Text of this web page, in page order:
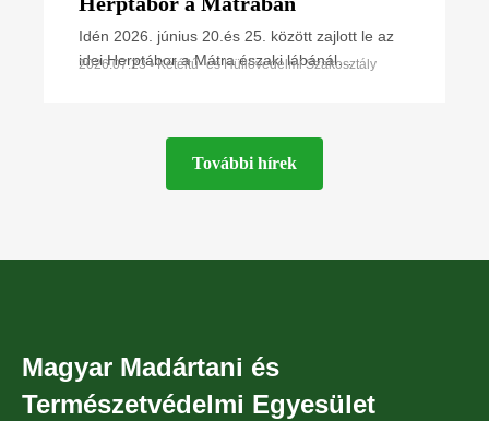
Idén 2026. június 20.és 25. között zajlott le az
idei Herptábor a Mátra északi lábánál
2026.07.23 • Kétéltű- és Hüllővédelmi Szakosztály
További hírek
Magyar Madártani és
Természetvédelmi Egyesület